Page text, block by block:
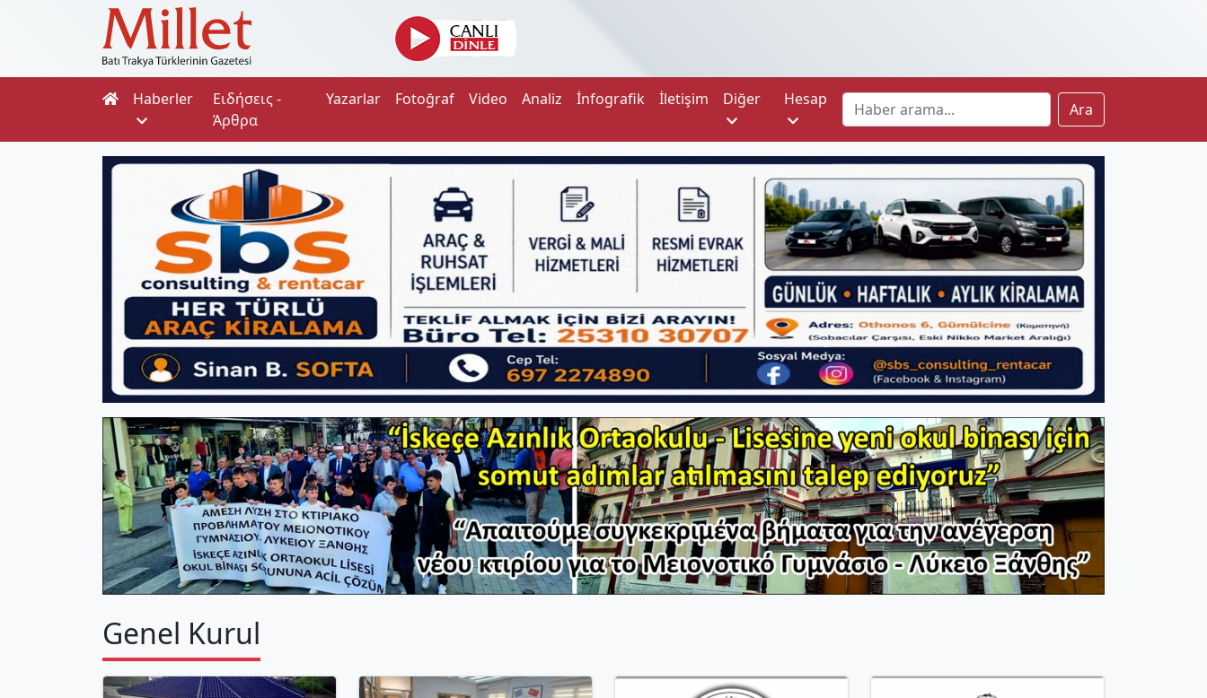
Haberler
Ειδήσεις -
Άρθρα
Yazarlar Fotoğraf Video Analiz İnfografik İletişim Diğer Hesap
Ara
Genel Kurul